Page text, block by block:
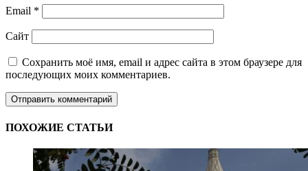
Email *
Сайт
Сохранить моё имя, email и адрес сайта в этом браузере для
последующих моих комментариев.
ПОХОЖИЕ СТАТЬИ